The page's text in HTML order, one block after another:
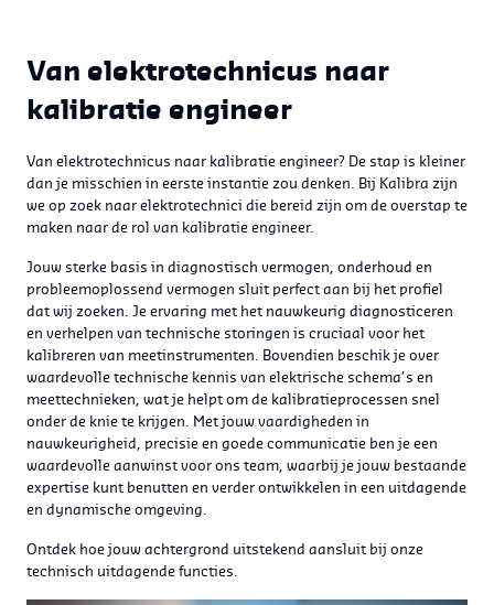
Van elektrotechnicus naar
kalibratie engineer
Van elektrotechnicus naar kalibratie engineer? De stap is kleiner
dan je misschien in eerste instantie zou denken. Bij Kalibra zijn
we op zoek naar elektrotechnici die bereid zijn om de overstap te
maken naar de rol van kalibratie engineer.
Jouw sterke basis in diagnostisch vermogen, onderhoud en
probleemoplossend vermogen sluit perfect aan bij het profiel
dat wij zoeken. Je ervaring met het nauwkeurig diagnosticeren
en verhelpen van technische storingen is cruciaal voor het
kalibreren van meetinstrumenten. Bovendien beschik je over
waardevolle technische kennis van elektrische schema’s en
meettechnieken, wat je helpt om de kalibratieprocessen snel
onder de knie te krijgen. Met jouw vaardigheden in
nauwkeurigheid, precisie en goede communicatie ben je een
waardevolle aanwinst voor ons team, waarbij je jouw bestaande
expertise kunt benutten en verder ontwikkelen in een uitdagende
en dynamische omgeving.
Ontdek hoe jouw achtergrond uitstekend aansluit bij onze
technisch uitdagende functies.